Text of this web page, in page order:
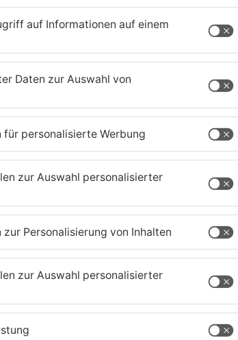
investiert werden. Das hat der
die Digitalisierung soll maßgeblich
Klassenzimmer ein sogenanntes
ein Diskussionspunkt, da diese im
sagt Moritz Sammer, Bürgermeister aus